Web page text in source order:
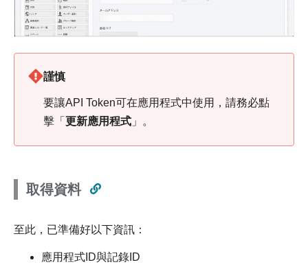
謹慎
要讓API Token可在應用程式中使用，請務必點
擊「 更新應用程式 」。
取得資料
至此，已準備好以下資訊：
應用程式ID與記錄ID